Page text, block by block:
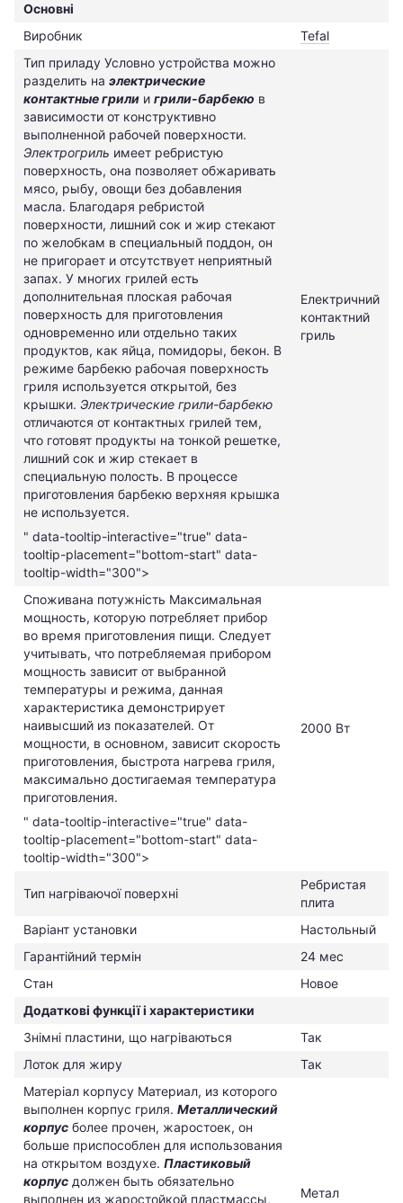
Основні
Виробник
Tefal
Тип приладу Условно устройства можно
разделить на электрические
контактные грили и грили-барбекю в
зависимости от конструктивно
выполненной рабочей поверхности.
Электрогриль имеет ребристую
поверхность, она позволяет обжаривать
мясо, рыбу, овощи без добавления
масла. Благодаря ребристой
поверхности, лишний сок и жир стекают
по желобкам в специальный поддон, он
не пригорает и отсутствует неприятный
запах. У многих грилей есть
дополнительная плоская рабочая
поверхность для приготовления
одновременно или отдельно таких
продуктов, как яйца, помидоры, бекон. В
режиме барбекю рабочая поверхность
гриля используется открытой, без
крышки. Электрические грили-барбекю
отличаются от контактных грилей тем,
что готовят продукты на тонкой решетке,
лишний сок и жир стекает в
специальную полость. В процессе
приготовления барбекю верхняя крышка
не используется.
" data-tooltip-interactive="true" data-
tooltip-placement="bottom-start" data-
tooltip-width="300">
Електричний
контактний
гриль
Споживана потужність Максимальная
мощность, которую потребляет прибор
во время приготовления пищи. Следует
учитывать, что потребляемая прибором
мощность зависит от выбранной
температуры и режима, данная
характеристика демонстрирует
наивысший из показателей. От
мощности, в основном, зависит скорость
приготовления, быстрота нагрева гриля,
максимально достигаемая температура
приготовления.
" data-tooltip-interactive="true" data-
tooltip-placement="bottom-start" data-
tooltip-width="300">
2000 Вт
Тип нагріваючої поверхні
Ребристая
плита
Варіант установки
Настольный
Гарантійний термін
24 мес
Стан
Новое
Додаткові функції і характеристики
Знімні пластини, що нагріваються
Так
Лоток для жиру
Так
Матеріал корпусу Материал, из которого
выполнен корпус гриля. Металлический
корпус более прочен, жаростоек, он
больше приспособлен для использования
на открытом воздухе. Пластиковый
корпус должен быть обязательно
выполнен из жаростойкой пластмассы,
Метал